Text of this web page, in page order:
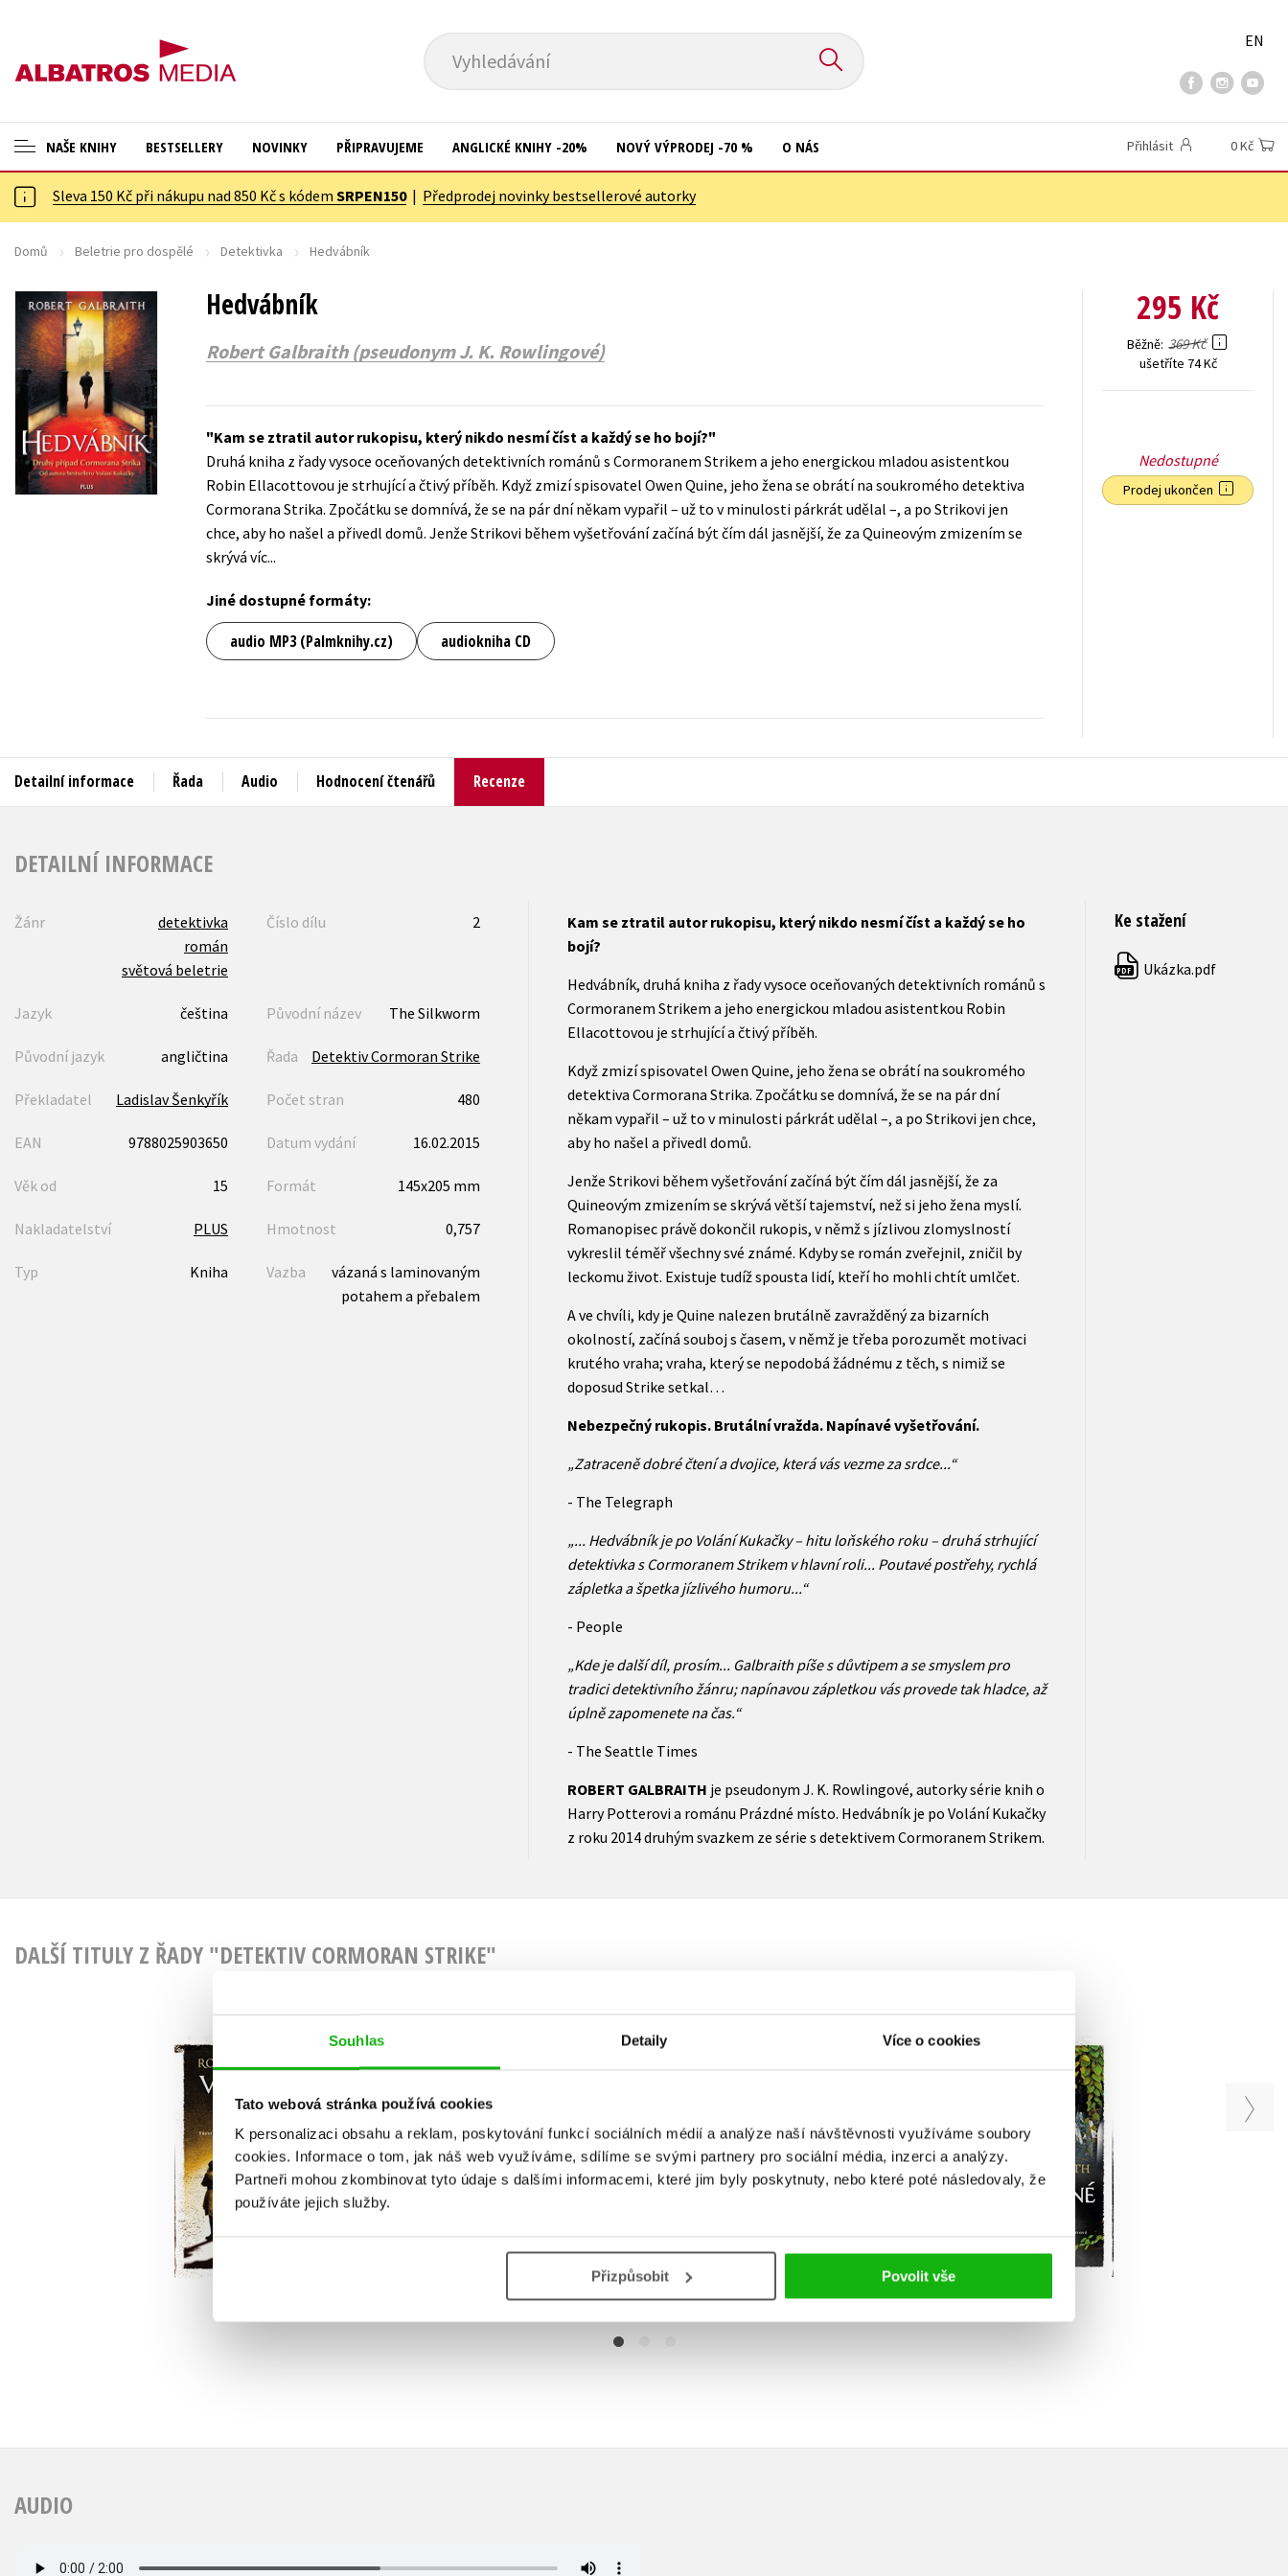
Souhlas Detaily Více o cookies
Tato webová stránka používá cookies
K personalizaci obsahu a reklam, poskytování funkcí sociálních médií a analýze naší návštěvnosti využíváme soubory
cookies. Informace o tom, jak náš web využíváme, sdílíme se svými partnery pro sociální média, inzerci a analýzy.
Partneři mohou zkombinovat tyto údaje s dalšími informacemi, které jim byly poskytnuty, nebo které poté následovaly, že
používáte jejich služby.
Přizpůsobit Povolit vše
Vyhledávání
EN
NAŠE KNIHY
ANGLICKÉ KNIHY -20 %
NOVÝ VÝPRODEJ -70 %
ASTERIX S DÁRKEM
🎁DÁRKOVÉ PUBLIKACE
✉️ DÁRKOVÉ POUKAZY
Auto - moto
Beletrie pro děti
Cestování
Dárkové publikace
Digitální fotografie
Esoterika a duchovní svět
Jazyky
Kariéra a osobní rozvoj
Počítače
Populárně - naučná pro dospělé
Populárně - naučné pro děti
Předškoláci
Příroda a zahrada
Young adult (SK)
Zahraniční literatura
Zdraví a životní styl
Všechny tituly
BESTSELLERY NOVINKY PŘIPRAVUJEME ANGLICKÉ KNIHY -20% NOVÝ VÝPRODEJ -70 % O NÁS Přihlásit 0 Kč
Sleva 150 Kč při nákupu nad 850 Kč s kódem SRPEN150| Předprodej novinky bestsellerové autorky
Domů Beletrie pro dospělé Detektivka Hedvábník
Hedvábník
Robert Galbraith (pseudonym J. K. Rowlingové)
Kam se ztratil autor rukopisu, který nikdo nesmí číst a každý se ho bojí?
Druhá kniha z řady vysoce oceňovaných detektivních románů s Cormoranem Strikem a jeho energickou mladou asistentkou
Robin Ellacottovou je strhující a čtivý příběh. Když zmizí spisovatel Owen Quine, jeho žena se obrátí na soukromého detektiva
Cormorana Strika. Zpočátku se domnívá, že se na pár dní někam vypařil – už to v minulosti párkrát udělal –, a po Strikovi jen
chce, aby ho našel a přivedl domů. Jenže Strikovi během vyšetřování začíná být čím dál jasnější, že za Quineovým zmizením se
skrývá víc...
Jiné dostupné formáty:
audio MP3 (Palmknihy.cz) audiokniha CD
295 Kč
Běžně 369 Kč
ušetříte 74 Kč
Nedostupné
Prodej ukončen
Detailní informace Řada Audio Hodnocení čtenářů Recenze
DETAILNÍ INFORMACE
Žánr
detektivka
román
světová beletrie
Číslo dílu 2
Jazyk čeština Původní název The Silkworm
Původní jazyk angličtina Řada Detektiv Cormoran Strike
Překladatel Ladislav Šenkyřík Počet stran 480
EAN 9788025903650 Datum vydání 16.02.2015
Věk od 15 Formát 145x205 mm
Nakladatelství PLUS Hmotnost 0,757
Typ Kniha Vazba
vázaná s laminovaným
potahem a přebalem
Kam se ztratil autor rukopisu, který nikdo nesmí číst a každý se ho
bojí?
Hedvábník, druhá kniha z řady vysoce oceňovaných detektivních románů s
Cormoranem Strikem a jeho energickou mladou asistentkou Robin
Ellacottovou je strhující a čtivý příběh.
Když zmizí spisovatel Owen Quine, jeho žena se obrátí na soukromého
detektiva Cormorana Strika. Zpočátku se domnívá, že se na pár dní
někam vypařil – už to v minulosti párkrát udělal –, a po Strikovi jen chce,
aby ho našel a přivedl domů.
Jenže Strikovi během vyšetřování začíná být čím dál jasnější, že za
Quineovým zmizením se skrývá větší tajemství, než si jeho žena myslí.
Romanopisec právě dokončil rukopis, v němž s jízlivou zlomyslností
vykreslil téměř všechny své známé. Kdyby se román zveřejnil, zničil by
leckomu život. Existuje tudíž spousta lidí, kteří ho mohli chtít umlčet.
A ve chvíli, kdy je Quine nalezen brutálně zavražděný za bizarních
okolností, začíná souboj s časem, v němž je třeba porozumět motivaci
krutého vraha; vraha, který se nepodobá žádnému z těch, s nimiž se
doposud Strike setkal…
Nebezpečný rukopis. Brutální vražda. Napínavé vyšetřování.
„Zatraceně dobré čtení a dvojice, která vás vezme za srdce...“
- The Telegraph
„... Hedvábník je po Volání Kukačky – hitu loňského roku – druhá strhující
detektivka s Cormoranem Strikem v hlavní roli... Poutavé postřehy, rychlá
zápletka a špetka jízlivého humoru...“
- People
„Kde je další díl, prosím... Galbraith píše s důvtipem a se smyslem pro
tradici detektivního žánru; napínavou zápletkou vás provede tak hladce, až
úplně zapomenete na čas.“
- The Seattle Times
ROBERT GALBRAITH je pseudonym J. K. Rowlingové, autorky série knih o
Harry Potterovi a románu Prázdné místo. Hedvábník je po Volání Kukačky
z roku 2014 druhým svazkem ze série s detektivem Cormoranem Strikem.
Ke stažení
PDF Ukázka.pdf
DALŠÍ TITULY Z ŘADY "DETEKTIV CORMORAN STRIKE"
Robert Galbraith
Rowlingové)
(pseudonym J. K.
Hladový hrob
769 Kč
615 Kč
Neklidná krev
Rowlingové)
699 Kč
Černočerné srdce
Robert Galbraith
(pseudonym J. K.
(pseudonym J. K.
Rowlingové)
AUDIO